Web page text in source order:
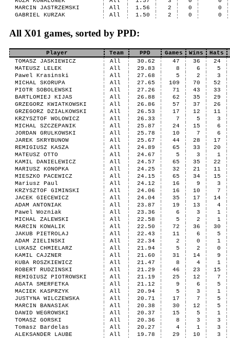
MARCIN JASTRZEMSKI
All 1.56 2 0
0
GABRIEL KURZAK
All 1.50 2 0 0
All X01 games, sorted by PPD:
Player Team PPD Games Wins Hats
TOMASZ JASKIEWICZ
All 30.62 47 36
24
MATEUSZ LELEK
All 29.83 8 6
5
Pawel Krasinski
All 27.68 5 2
3
MICHAL SKORUPA
All 27.65 109 70
52
PIOTR SOBOLEWSKI
All 27.26 71 43
33
BARTLOMIEJ KIJAS
All 26.88 62 35
29
GRZEGORZ KWIATKOWSKI
All 26.86 57 37
26
GRZEGORZ DZIALKOWSKI
All 26.53 17 12
11
KRZYSZTOF WOLOWICZ
All 26.33 7 5
3
MICHAL SZCZEPANIK
All 25.87 24 15
6
JORDAN GRULKOWSKI
All 25.78 10 7
6
JAREK SKRYBUNOW
All 25.67 44 28
17
REMIGIUSZ KASZA
All 24.89 65 33
20
MATEUSZ OTTO
All 24.67 5 3
1
KAMIL DANIELEWICZ
All 24.57 65 35
22
MARIUSZ KONOPKA
All 24.25 32 21
11
MIESZKO PACEWICZ
All 24.15 65 34
15
Mariusz Paul
All 24.12 16 9
3
KRZYSZTOF GIMINSKI
All 24.06 16 10
7
JACEK GIECEWICZ
All 24.04 35 17
14
ADAM ANTONIAK
All 23.87 19 13
4
Pawel Wozniak
All 23.36 6 3
1
MICHAL ZALEWSKI
All 22.58 5 2
1
MARCIN KOWALIK
All 22.50 72 36
30
JAKUB PIETROLAJ
All 22.43 11 6
5
ADAM ZIELINSKI
All 22.34 2 0
1
LUKASZ CHMIELARZ
All 21.94 5 2
0
KAMIL CAJZNER
All 21.60 31 14
9
KUBA ROSZKIEWICZ
All 21.47 8 4
1
ROBERT RUDZINSKI
All 21.29 46 23
15
REMIGIUSZ PIOTROWSKI
All 21.19 25 12
7
AGATA SMERFETKA
All 21.12 9 6
5
MACIEK KASPRZYK
All 20.94 5 3
1
JUSTYNA WILCZEWSKA
All 20.71 17 7
5
MARCIN BANASIAK
All 20.38 30 12
5
DAWID WEGROWSKI
All 20.37 15 5
1
TOMASZ GORSKI
All 20.36 8 3
3
Tomasz Bardelas
All 20.27 4 1
3
ALEKSANDER LAUBE
All 19.78 29 10
3